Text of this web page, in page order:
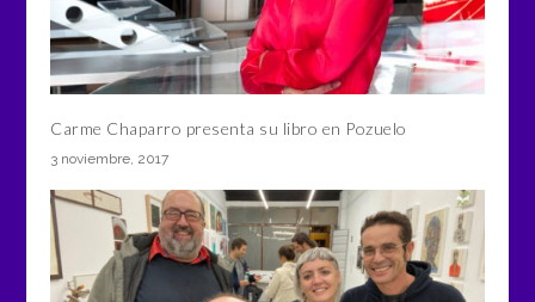
Carme Chaparro presenta su libro en Pozuelo
3 noviembre, 2017